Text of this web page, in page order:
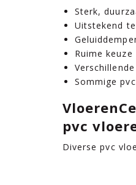
Sterk,
Uitstekend
Ruime
Sommige
pvc
Diverse pvc